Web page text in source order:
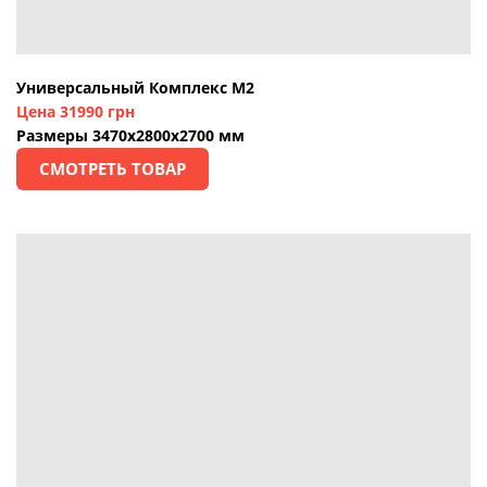
Универсальный Комплекс М2
Цена 31990 грн
Размеры 3470х2800х2700 мм
СМОТРЕТЬ ТОВАР